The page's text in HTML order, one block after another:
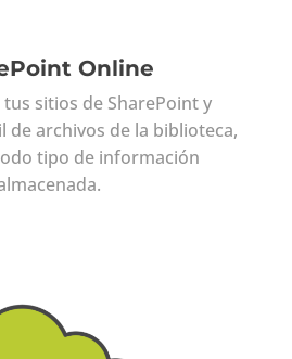
Online
sitios de SharePoint y
de archivos de la biblioteca,
tipo de información